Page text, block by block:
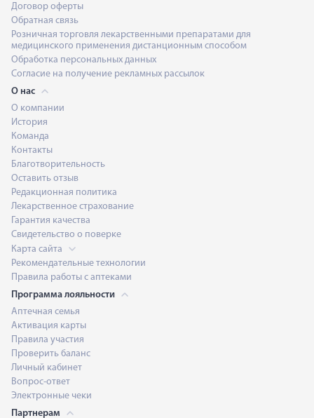
Договор оферты
Обратная связь
Розничная торговля лекарственными препаратами для
медицинского применения дистанционным способом
Обработка персональных данных
Согласие на получение рекламных рассылок
О нас
О компании
История
Команда
Контакты
Благотворительность
Оставить отзыв
Редакционная политика
Лекарственное страхование
Гарантия качества
Свидетельство о поверке
Карта сайта
Рекомендательные технологии
Правила работы с аптеками
Программа лояльности
Аптечная семья
Активация карты
Правила участия
Проверить баланс
Личный кабинет
Вопрос-ответ
Электронные чеки
Партнерам